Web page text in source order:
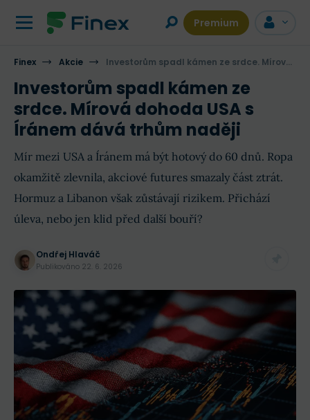
Premium
Finex Akcie Investorům spadl kámen ze srdce. Mírová dohoda USA s Íránem dává trhům naději
Investorům spadl kámen ze
srdce. Mírová dohoda USA s
Íránem dává trhům naději
Mír mezi USA a Íránem má být hotový do 60 dnů. Ropa
okamžitě zlevnila, akciové futures smazaly část ztrát.
Hormuz a Libanon však zůstávají rizikem. Přichází
úleva, nebo jen klid před další bouří?
Ondřej Hlaváč
Publikováno 22. 6. 2026